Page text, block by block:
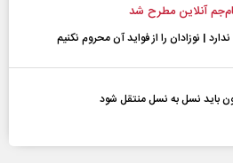
آنلاین مطرح شد
| نوزادان را از فواید آن محروم نکنیم
باید نسل به نسل منتقل شود